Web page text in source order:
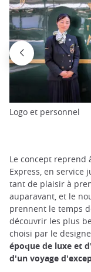
Logo et personnel
Le concept
Express, en service
tant de plaisir à
auparavant, et le
prennent le temps
découvrir les plus
choisi par le
époque de luxe et
d'un voyage